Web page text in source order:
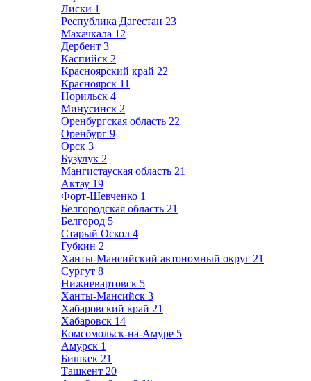
Лиски 1
Республика Дагестан 23
Махачкала 12
Дербент 3
Каспийск 2
Красноярский край 22
Красноярск 11
Норильск 4
Минусинск 2
Оренбургская область 22
Оренбург 9
Орск 3
Бузулук 2
Мангистауская область 21
Актау 19
Форт-Шевченко 1
Белгородская область 21
Белгород 5
Старый Оскол 4
Губкин 2
Ханты-Мансийский автономный округ 21
Сургут 8
Нижневартовск 5
Ханты-Мансийск 3
Хабаровский край 21
Хабаровск 14
Комсомольск-на-Амуре 5
Амурск 1
Бишкек 21
Ташкент 20